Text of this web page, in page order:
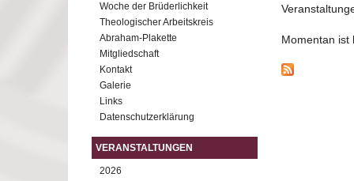
Woche der Brüderlichkeit
Theologischer Arbeitskreis
Abraham-Plakette
Mitgliedschaft
Kontakt
Galerie
Links
Datenschutzerklärung
VERANSTALTUNGEN
2026
Momentan ist